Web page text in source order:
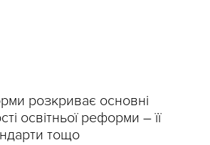
розкриває основні
освітньої реформи – її
тощо